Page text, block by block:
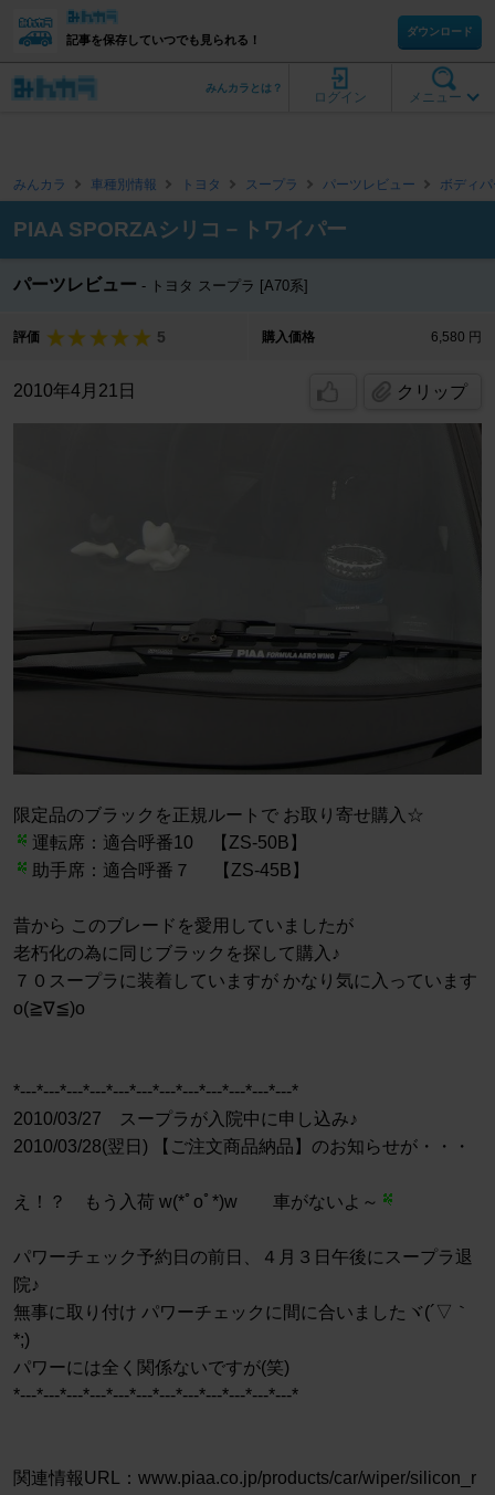
記事を保存していつでも見られる！
ダウンロード
メニュー
ログイン
みんカラとは？
みんカラ 車種別情報 トヨタ スープラ パーツレビュー ボディ
PIAA SPORZAシリコ－トワイパー
パーツレビュー トヨタ スープラ [A70系]
評価 5 購入価格 6,580 円
2010年4月21日 クリップ
限定品のブラックを正規ルートで お取り寄せ購入☆
運転席：適合呼番10 【ZS-50B】
助手席：適合呼番７ 【ZS-45B】
昔から このブレードを愛用していましたが
老朽化の為に同じブラックを探して購入♪
７０スープラに装着していますが かなり気に入っています
o(≧∇≦)o
*---*---*---*---*---*---*---*---*---*---*---*---*
2010/03/27 スープラが入院中に申し込み♪
2010/03/28(翌日) 【ご注文商品納品】のお知らせが・・・
え！？ もう入荷 w(*ﾟoﾟ*)w 車がないよ～
パワーチェック予約日の前日、４月３日午後にスープラ退
院♪
無事に取り付け パワーチェックに間に合いましたヾ(´▽｀
*;)ゝ
パワーには全く関係ないですが(笑)
*---*---*---*---*---*---*---*---*---*---*---*---*
関連情報URL：www.piaa.co.jp/products/car/wiper/silicon_r